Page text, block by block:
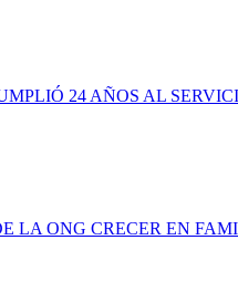
24 AÑOS AL
LA ONG CRECER EN